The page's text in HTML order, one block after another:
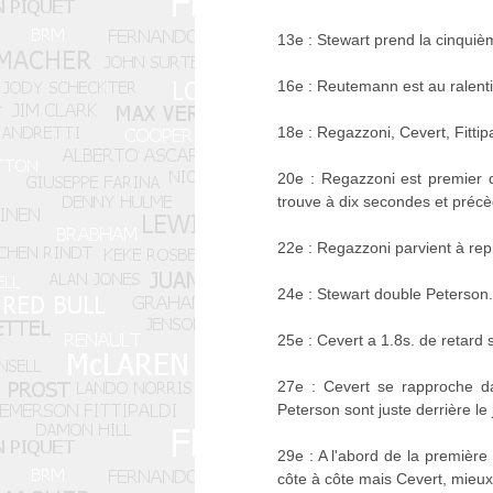
13e : Stewart prend la
16e : Reutemann est au
18e : Regazzoni, Cevert,
20e : Regazzoni est premier
trouve à dix secondes et
22e : Regazzoni parvient à
24e : Stewart double Peterson.
25e : Cevert a 1.8s. de retard
27e : Cevert se rapproche
Peterson sont juste derrière
29e : A l'abord de la
côte à côte mais Cevert,